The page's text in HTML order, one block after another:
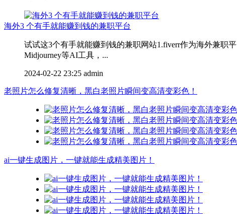
海外3 个有手就能赚到钱的兼职平台
试试这3个有手就能赚到钱的兼职网站1.fiverr作为海外兼职
Midjourney等AI工具，...
2024-02-22 23:25 admin
老照片怎么修复清晰，黑白老照片瞬间变高清变彩色！
ai一键生成图片，一键就能生成精美图片！